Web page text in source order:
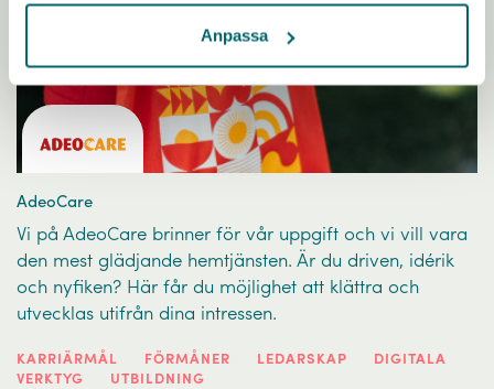
Anpassa
AdeoCare
Vi på AdeoCare brinner för vår uppgift och vi vill vara
den mest glädjande hemtjänsten. Är du driven, idérik
och nyfiken? Här får du möjlighet att klättra och
utvecklas utifrån dina intressen.
KARRIÄRMÅL FÖRMÅNER LEDARSKAP
DIGITALA
VERKTYG
UTBILDNING